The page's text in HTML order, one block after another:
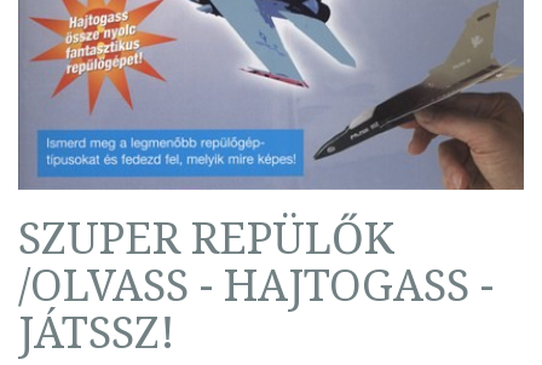
SZUPER REPÜLŐK
/OLVASS - HAJTOGASS -
JÁTSSZ!